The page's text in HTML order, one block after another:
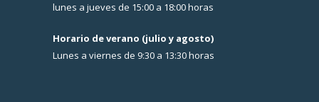
lunes a jueves de 15:00 a 18:00 horas
Horario de verano (julio y agosto)
Lunes a viernes de 9:30 a 13:30 horas